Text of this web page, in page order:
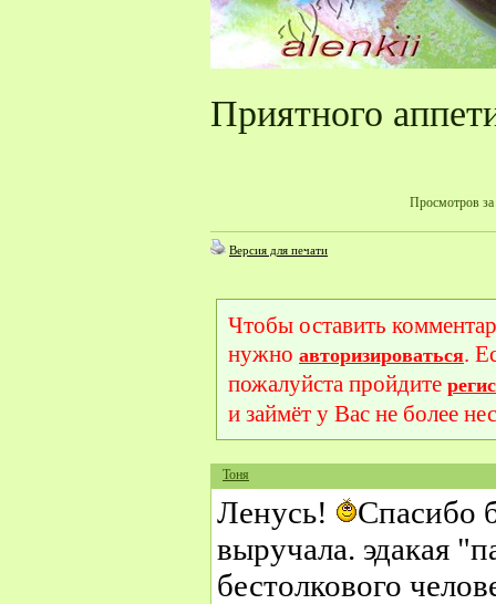
Приятного
Просмотров за
Версия для печати
Чтобы оставить
нужно авторизироваться.
пожалуйста пройдите
и займёт у Вас не более
Тоня
Ленусь!
Спасибо
выручала. эдакая
бестолкового